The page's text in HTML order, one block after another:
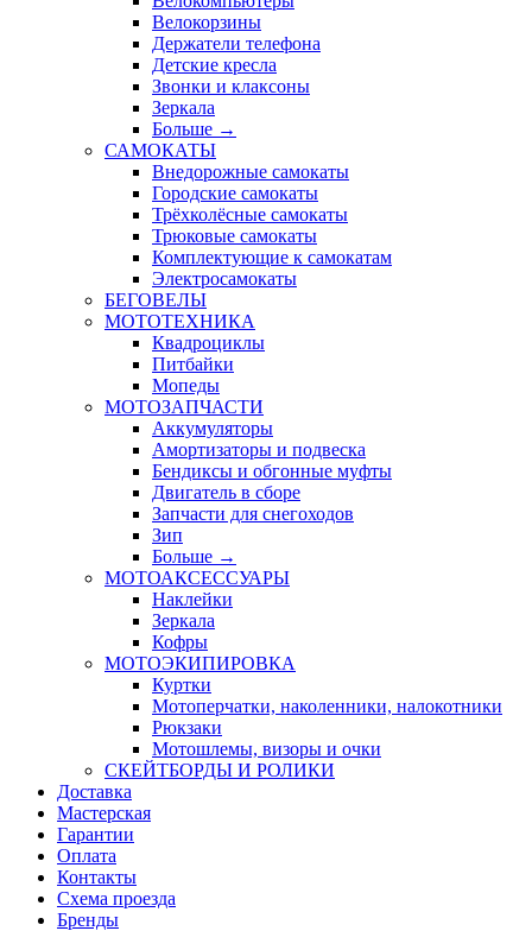
Велокорзины
Держатели телефона
Детские кресла
Звонки и клаксоны
Зеркала
Больше →
САМОКАТЫ
Внедорожные самокаты
Городские самокаты
Трёхколёсные самокаты
Трюковые самокаты
Комплектующие к самокатам
Электросамокаты
БЕГОВЕЛЫ
МОТОТЕХНИКА
Квадроциклы
Питбайки
Мопеды
МОТОЗАПЧАСТИ
Аккумуляторы
Амортизаторы и подвеска
Бендиксы и обгонные муфты
Двигатель в сборе
Запчасти для снегоходов
Зип
Больше →
МОТОАКСЕССУАРЫ
Наклейки
Зеркала
Кофры
МОТОЭКИПИРОВКА
Куртки
Мотоперчатки, наколенники, налокотники
Рюкзаки
Мотошлемы, визоры и очки
СКЕЙТБОРДЫ И РОЛИКИ
Доставка
Мастерская
Гарантии
Оплата
Контакты
Схема проезда
Бренды